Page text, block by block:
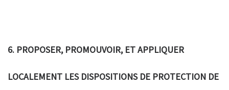
6. PROPOSER, PROMOUVOIR, ET APPLIQUER
LOCALEMENT LES DISPOSITIONS DE PROTECTION DE